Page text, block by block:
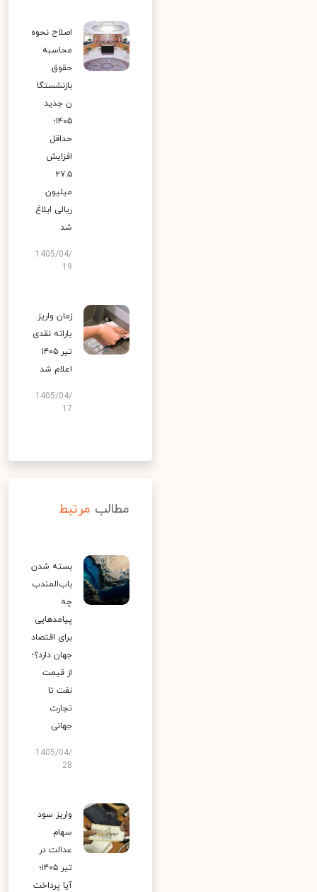
اصلاح نحوه
محاسبه
حقوق
بازنشستگا
ن جدید
۱۴۰۵؛
حداقل
افزایش
۲۷.۵
میلیون
ریالی ابلاغ
شد
1405/04/
19
زمان واریز
یارانه نقدی
تیر ۱۴۰۵
اعلام شد
1405/04/
17
مطالب مرتبط
بسته شدن
باب‌المندب
چه
پیامدهایی
برای اقتصاد
جهان دارد؟؛
از قیمت
نفت تا
تجارت
جهانی
1405/04/
28
واریز سود
سهام
عدالت در
تیر ۱۴۰۵؛
آیا پرداخت